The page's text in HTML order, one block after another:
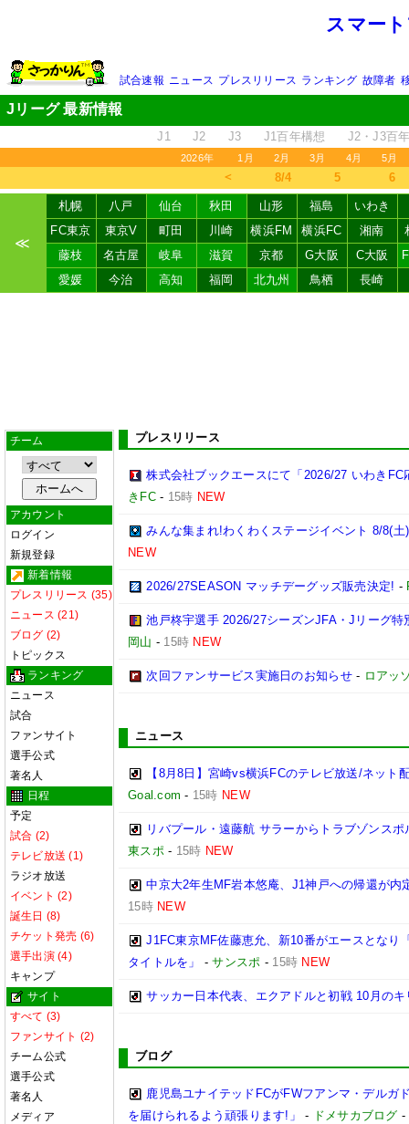
スマー
試合速報 ニュース プレスリリース ランキング 故障者
Jリーグ 最新情報
J1 J2 J3 J1百年構想 J2・J3百
2026年 1月 2月 3月 4月 5月
＜ 8/4 5 6
≪
札幌 八戸 仙台 秋田 山形 福島
いわき
FC東京
東京V 町田 川崎 横浜FM 横浜FC 湘南
藤枝
名古屋 岐阜 滋賀 京都 G大阪 C大阪
愛媛
今治 高知 福岡 北九州 鳥栖 長崎
チーム
アカウント
ログイン
新規登録
新着情報
プレスリリース (35)
ニュース (21)
ブログ (2)
トピックス
ランキング
ニュース
試合
ファンサイト
選手公式
著名人
日程
予定
試合 (2)
テレビ放送 (1)
ラジオ放送
イベント (2)
誕生日 (8)
チケット発売 (6)
選手出演 (4)
キャンプ
サイト
すべて (3)
ファンサイト (2)
チーム公式
選手公式
著名人
メディア
プレスリリース
株式会社ブックエースにて「2026/27 いわき
きFC- 15時 NEW
みんな集まれ!わくわくステージイベント 8/8(
NEW
2026/27SEASON マッチデーグッズ販売決定! -
池戸柊宇選手 2026/27シーズンJFA・Jリーグ
岡山 - 15時 NEW
次回ファンサービス実施日のお知らせ- ロアッ
ニュース
【8月8日】宮崎vs横浜FCのテレビ放送/ネット
Goal.com - 15時 NEW
リバプール・遠藤航 サラーからトラブゾンス
東スポ- 15時 NEW
中京大2年生MF岩本悠庵、J1神戸への帰還が内
15時 NEW
J1FC東京MF佐藤恵允、新10番がエースとなり
タイトルを」
-サンスポ - 15時 NEW
サッカー日本代表、エクアドルと初戦 10月のキ
ブログ
鹿児島ユナイテッドFCがFWフアンマ・デルガ
を届けられるよう頑張ります!」
- ドメサカブログ -